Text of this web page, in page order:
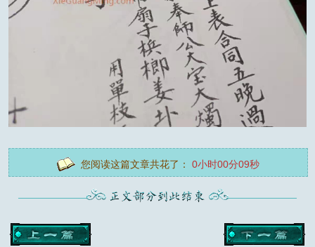
您阅读这篇文章共花了： 0小时00分09秒